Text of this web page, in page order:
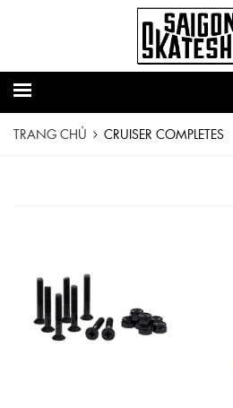
TRANG CHỦ CRUISER COMPLETES